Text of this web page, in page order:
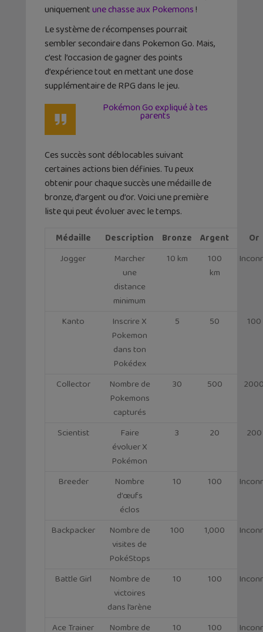
uniquementune chasse aux Pokemons!
Le système de récompenses pourrait
sembler secondaire dans Pokemon Go. Mais,
c’est l’occasion de gagner des points
d’expérience tout en mettant une dose
supplémentaire de RPG dans le jeu.
Pokémon Go expliqué à tes
parents
Ces succès sont déblocables suivant
certaines actions bien définies. Tu peux
obtenir pour chaque succès une médaille de
bronze, d’argent ou d’or. Voici une première
liste qui peut évoluer avec le temps.
Médaille Description Bronze Argent
Or
Jogger
Marcher
une
distance
minimum
10 km
100
km
Kanto
Inscrire X
Pokemon
dans ton
Pokédex
5 50 100
Collector
Nombre de
Pokemons
capturés
30 500
Scientist
Faire
évoluer X
Pokémon
3 20 200
Breeder
Nombre
d’œufs
éclos
10 100
Backpacker
Nombre de
visites de
PokéStops
100 1,000
Battle Girl
Nombre de
victoires
dans l’arène
10 100
Ace Trainer
Nombre de
10 100